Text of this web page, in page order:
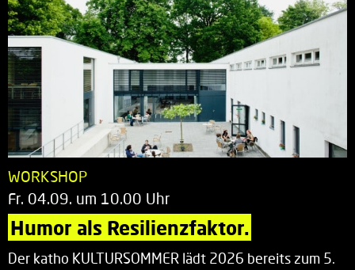
WORKSHOP
Fr. 04.09. um 10.00 Uhr
Humor als Resilienzfaktor.
Der katho KULTURSOMMER lädt 2026 bereits zum 5.